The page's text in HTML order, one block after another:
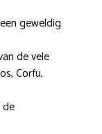
geweldig
de vele
Corfu,
de